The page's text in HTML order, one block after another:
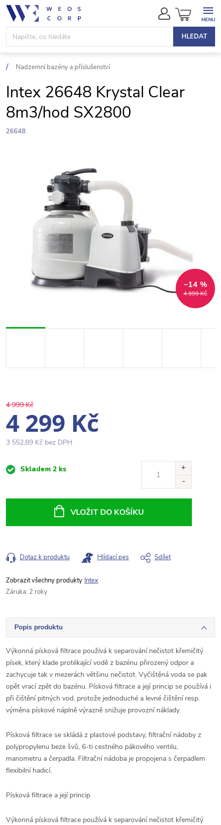
Přejít
obsah
HLEDAT
NÁKUPNÍ
KOŠÍK
Nadzemní bazény a příslušenství
Intex 26648 Krystal Clear
8m3/hod SX2800
26648
4 999 KČ
–14 %
4 999 Kč
4 299 Kč
3 552,89 Kč bez DPH
MěrnáSkladem 2 ks
VLOŽIT DO KOŠÍKU
Dotaz k produktu Hlídací pes Sdílet
Intex
Záruka: 2 roky
Popis produktu
Výkonná písková filtrace používá k separování nečistot křemičitý
písek, který klade protékající vodě z bazénu přirozený odpor a
zachycuje tak v mezerách většinu nečistot. Vyčištěná voda se pak
opět vrací zpět do bazénu. Písková filtrace a její princip se používá i
při čištění pitných vod, protože jednoduché a levné čištění resp.
výměna pískové náplně výrazně snižuje provozní náklady.
Písková filtrace se skládá z plastové podstavy, filtrační nádoby z
polypropylenu beze švů, 6-ti cestného pákového ventilu,
manometru a čerpadla. Filtrační nádoba je propojena s čerpadlem
flexibilní hadicí.
Písková filtrace a její princip
Výkonná písková filtrace používá k separování nečistot křemičitý